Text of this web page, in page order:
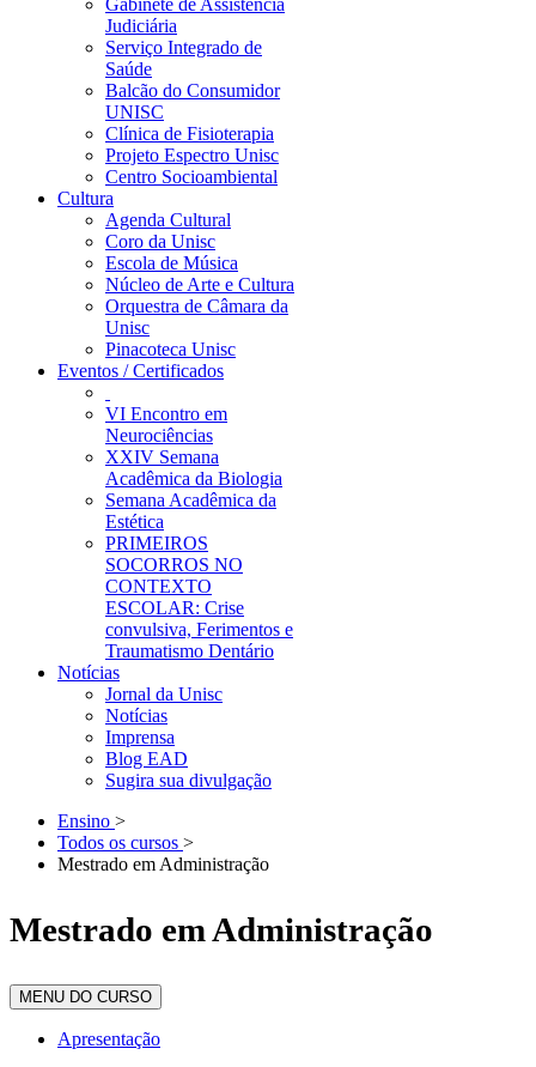
Gabinete de Assistência
Judiciária
Serviço Integrado de
Saúde
Balcão do Consumidor
UNISC
Clínica de Fisioterapia
Projeto Espectro Unisc
Centro Socioambiental
Cultura
Agenda Cultural
Coro da Unisc
Escola de Música
Núcleo de Arte e Cultura
Orquestra de Câmara da
Unisc
Pinacoteca Unisc
Eventos / Certificados
VI Encontro em
Neurociências
XXIV Semana
Acadêmica da Biologia
Semana Acadêmica da
Estética
PRIMEIROS
SOCORROS NO
CONTEXTO
ESCOLAR: Crise
convulsiva, Ferimentos e
Traumatismo Dentário
Notícias
Jornal da Unisc
Notícias
Imprensa
Blog EAD
Sugira sua divulgação
Ensino >
Todos os cursos >
Mestrado em Administração
Mestrado em Administração
MENU DO CURSO
Apresentação